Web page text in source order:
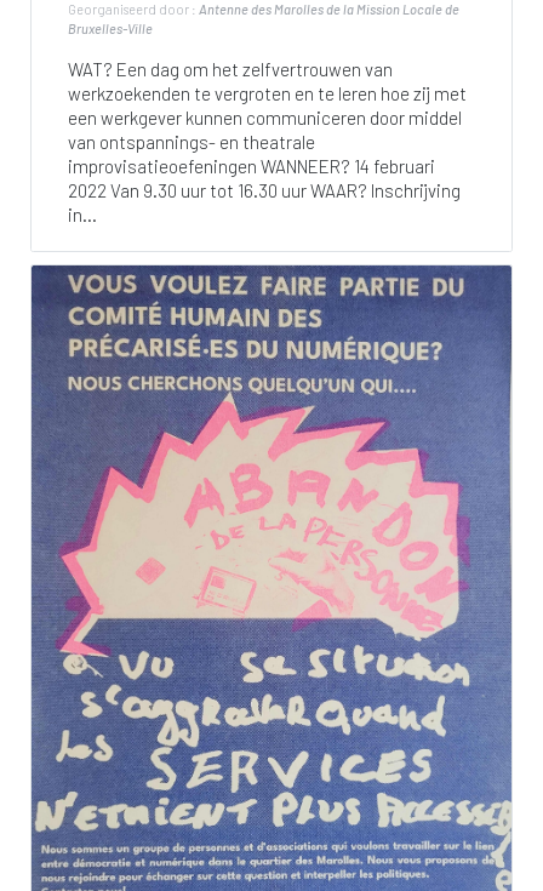
Georganiseerd door : Antenne des Marolles de la Mission Locale de
Bruxelles-Ville
WAT? Een dag om het zelfvertrouwen van
werkzoekenden te vergroten en te leren hoe zij met
een werkgever kunnen communiceren door middel
van ontspannings- en theatrale
improvisatieoefeningen WANNEER? 14 februari
2022 Van 9.30 uur tot 16.30 uur WAAR? Inschrijving
in...